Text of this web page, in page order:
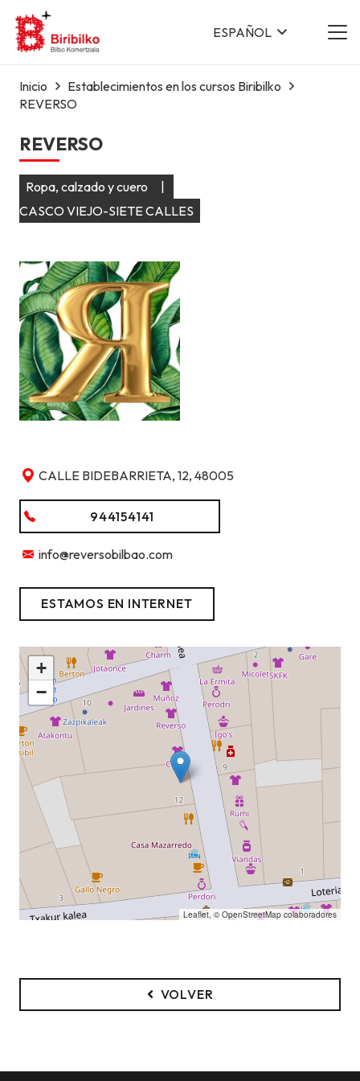
ESPAÑOL
Inicio
Establecimientos en los cursos Biribilko
REVERSO
REVERSO
Ropa, calzado y cuero
|
CASCO VIEJO-SIETE CALLES
CALLE BIDEBARRIETA, 12, 48005
944154141
info@reversobilbao.com
ESTAMOS EN INTERNET
+
−
Leaflet , ©OpenStreetMap colaboradores
VOLVER